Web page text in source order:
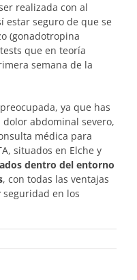
realizada con al
estar seguro de que se
(gonadotropina
que en teoría
semana de la
ya que has
abdominal severo,
médica para
situados en Elche y
dentro del entorno
, con todas las ventajas
en los